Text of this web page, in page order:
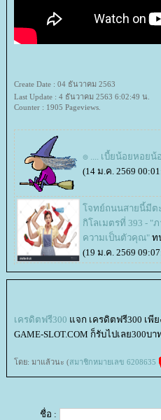
Create Date : 04 ธันวาคม 2563
Last Update : 4 ธันวาคม 2563 6:02:49 น.
Counter : 1905 Pageviews.
๏ .... เบี้ยน้อยหอยน้
(14 ม.ค. 2569
จทย์ถนนสายนี้มีต
กิโลเมตรที่ 393 - "
ความเป็นตัวคุณ" ท
(19 ม.ค. 2569
เครดิตฟรี300 จก เครดิตฟรี300 เพี
GAME-SLOT.COM ก็รับไปเลย300บา
ดย: มาแล้วนะ (สมาชิกหมายเลข 6208635
ชื่อ :